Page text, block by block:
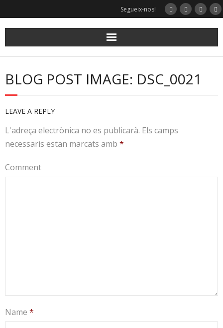
Segueix-nos!
BLOG POST IMAGE: DSC_0021
LEAVE A REPLY
L'adreça electrònica no es publicarà. Els camps
necessaris estan marcats amb *
Comment
Name *